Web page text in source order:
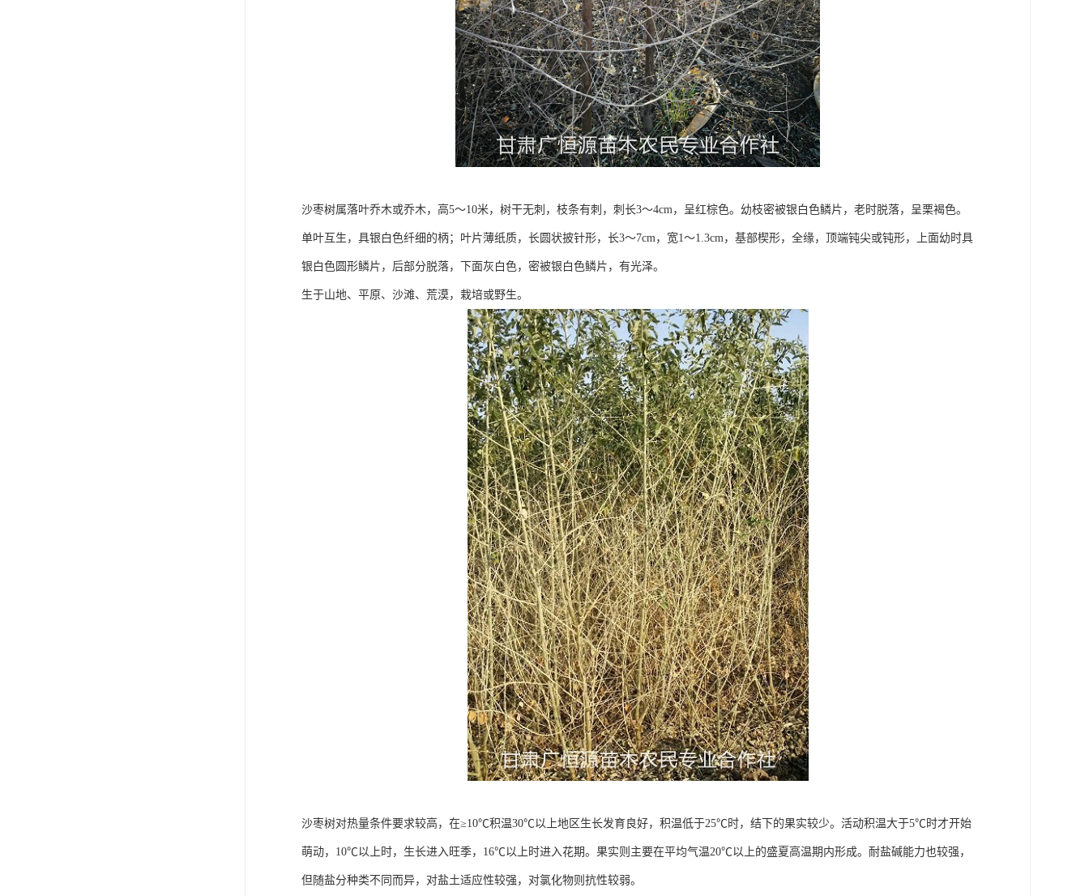
沙枣树属落叶乔木或乔木，高5～10米，树干无刺，枝条有刺，刺长3～4cm，呈红棕色。幼枝密被银白色鳞片，老时脱落，呈栗褐色。
单叶互生，具银白色纤细的柄；叶片薄纸质，长圆状披针形，长3～7cm，宽1～1.3cm，基部楔形，全缘，顶端钝尖或钝形，上面幼时具
银白色圆形鳞片，后部分脱落，下面灰白色，密被银白色鳞片，有光泽。
生于山地、平原、沙滩、荒漠，栽培或野生。
沙枣树对热量条件要求较高，在≥10℃积温30℃以上地区生长发育良好，积温低于25℃时，结下的果实较少。活动积温大于5℃时才开始
萌动，10℃以上时，生长进入旺季，16℃以上时进入花期。果实则主要在平均气温20℃以上的盛夏高温期内形成。耐盐碱能力也较强，
但随盐分种类不同而异，对盐土适应性较强，对氯化物则抗性较弱。